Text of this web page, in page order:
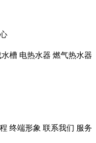
槽 电热水器 燃气热水器
终端形象 联系我们 服务